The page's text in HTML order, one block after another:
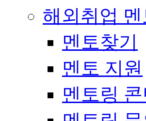
해외취업 멘
멘토찾기
멘토 지원
멘토링